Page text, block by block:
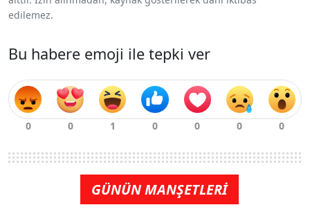
edilemez.
Bu habere emoji ile tepki ver
GÜNÜN MANŞETLERİ